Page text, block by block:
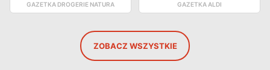
GAZETKA DROGERIE NATURA GAZETKA ALDI
ZOBACZ WSZYSTKIE